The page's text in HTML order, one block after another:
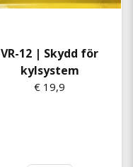
VR-12 | Skydd för
kylsystem
€ 19,9